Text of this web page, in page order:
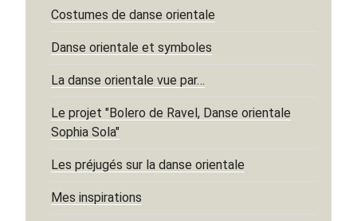
Costumes de danse orientale
Danse orientale et symboles
La danse orientale vue par…
Le projet "Bolero de Ravel, Danse orientale
Sophia Sola"
Les préjugés sur la danse orientale
Mes inspirations